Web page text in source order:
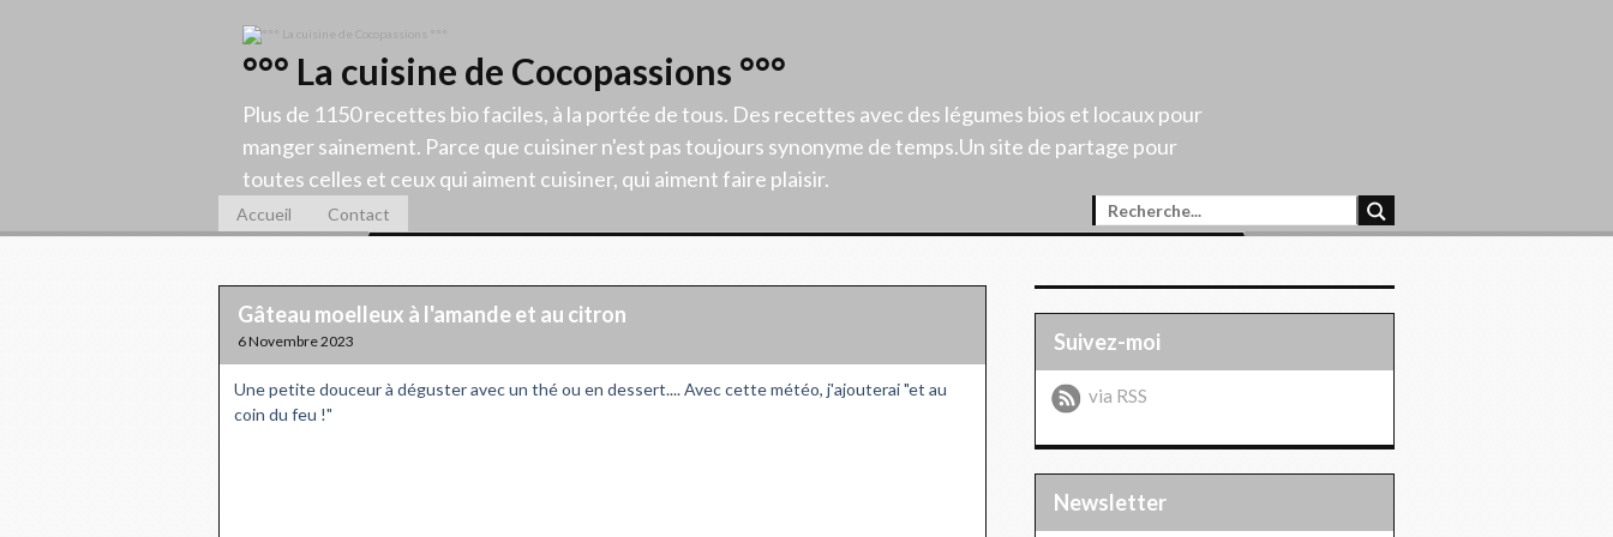
°°° La cuisine de Cocopassions °°°
Plus de 1150 recettes bio faciles, à la portée de tous. Des recettes avec des légumes bios et locaux pour
manger sainement. Parce que cuisiner n'est pas toujours synonyme de temps.Un site de partage pour
toutes celles et ceux qui aiment cuisiner, qui aiment faire plaisir.
Accueil Contact
Gâteau moelleux à l'amande et au citron
6 Novembre 2023
Une petite douceur à déguster avec un thé ou en dessert.... Avec cette météo, j'ajouterai "et au
coin du feu !"
Suivez-moi
via RSS
Newsletter